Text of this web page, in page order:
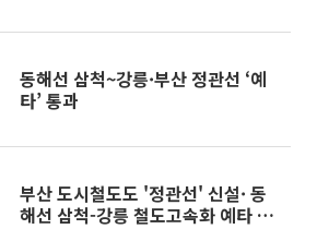
동해선 삼척~강릉·부산 정관선 ‘예
타’ 통과
부산 도시철도도 '정관선' 신설· 동
해선 삼척-강릉 철도고속화 예타 통